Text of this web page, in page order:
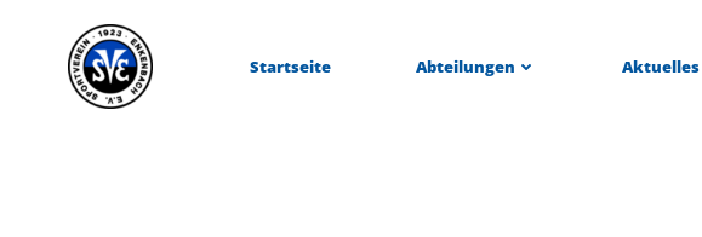
springen
Startseite Abteilungen Aktuelles